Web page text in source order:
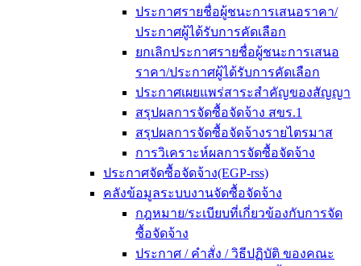
ประกาศรายชื่อผู้ชนะการเสนอราคา/
ประกาศผู้ได้รับการคัดเลือก
ยกเลิกประกาศรายชื่อผู้ชนะการเสนอ
ราคา/ประกาศผู้ได้รับการคัดเลือก
ประกาศเผยแพร่สาระสำคัญของสัญญา
สรุปผลการจัดซื้อจัดจ้าง สขร.1
สรุปผลการจัดซื้อจัดจ้างรายไตรมาส
การวิเคราะห์ผลการจัดซื้อจัดจ้าง
ประกาศจัดซื้อจัดจ้าง(EGP-rss)
คลังข้อมูลระบบงานจัดซื้อจัดจ้าง
กฎหมาย/ระเบียบที่เกี่ยวข้องกับการจัด
ซื้อจัดจ้าง
ประกาศ / คำสั่ง / วิธีปฏิบัติ ของคณะ